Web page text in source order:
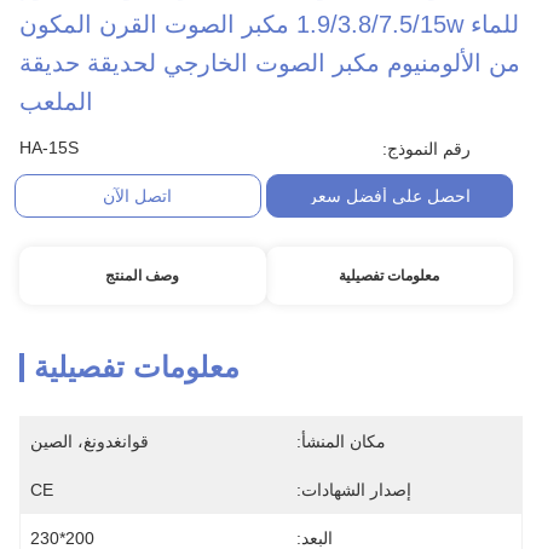
للماء 1.9/3.8/7.5/15w مكبر الصوت القرن المكون
من الألومنيوم مكبر الصوت الخارجي لحديقة حديقة
الملعب
رقم النموذج: HA-15S
احصل على أفضل سعر اتصل الآن
معلومات تفصيلية وصف المنتج
معلومات تفصيلية
مكان المنشأ: قوانغدونغ، الصين
إصدار الشهادات: CE
البعد: 200*230